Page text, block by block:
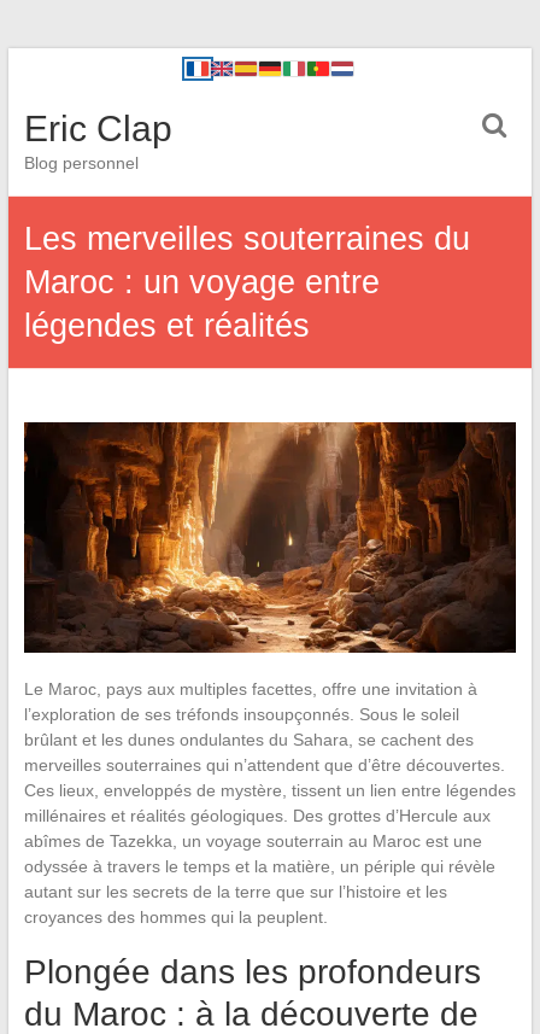
Eric Clap
Blog personnel
Les merveilles souterraines du
Maroc : un voyage entre
légendes et réalités
Le Maroc, pays aux multiples facettes, offre une invitation à
l’exploration de ses tréfonds insoupçonnés. Sous le soleil
brûlant et les dunes ondulantes du Sahara, se cachent des
merveilles souterraines qui n’attendent que d’être découvertes.
Ces lieux, enveloppés de mystère, tissent un lien entre légendes
millénaires et réalités géologiques. Des grottes d’Hercule aux
abîmes de Tazekka, un voyage souterrain au Maroc est une
odyssée à travers le temps et la matière, un périple qui révèle
autant sur les secrets de la terre que sur l’histoire et les
croyances des hommes qui la peuplent.
Plongée dans les profondeurs
du Maroc : à la découverte de